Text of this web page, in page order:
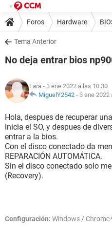
Foros Hardware
Tema Anterior
No deja entrar bios
Lara - 3 ene 2022 a las 10:30
MiguelY2542 - 3 ene 2022
Hola, despues de recuperar
inicia el SO, y despues de
entrar a la bios.
Con el disco conectado da
REPARACIÓN AUTOMÁTICA.
Sin el disco conectado solo
(Recovery).
Configuración: Windows / Chrome